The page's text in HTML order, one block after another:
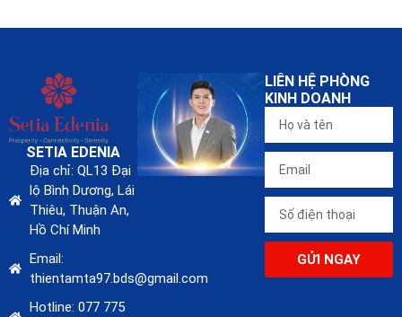
SETIA EDENIA
Địa chỉ: QL13 Đại
lộ Bình Dương, Lái
Thiêu, Thuận An,
Hồ Chí Minh
Email:
thientamta97.bds@gmail.com
Hotline: 077 775
LIÊN HỆ PHÒNG
KINH DOANH
GỬI NGAY